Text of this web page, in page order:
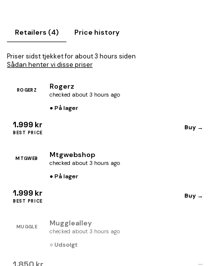
Retailers (4) Price history
Priser sidst tjekket for about 3 hours siden
Sådan henter vi disse priser
ROGERZ Rogerz
checked about 3 hours ago
● På lager
1.999 kr
BEST PRICE
Buy →
MTGWEB Mtgwebshop
checked about 3 hours ago
● På lager
1.999 kr
BEST PRICE
Buy →
MUGGLE Mugglealley
checked about 3 hours ago
○ Udsolgt
—